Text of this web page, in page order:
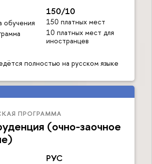
обучения
150/10
150 платных мест
10 платных мест для
иностранцев
полностью на русском языке
ПРОГРАММА
(очно-заочное
РУС